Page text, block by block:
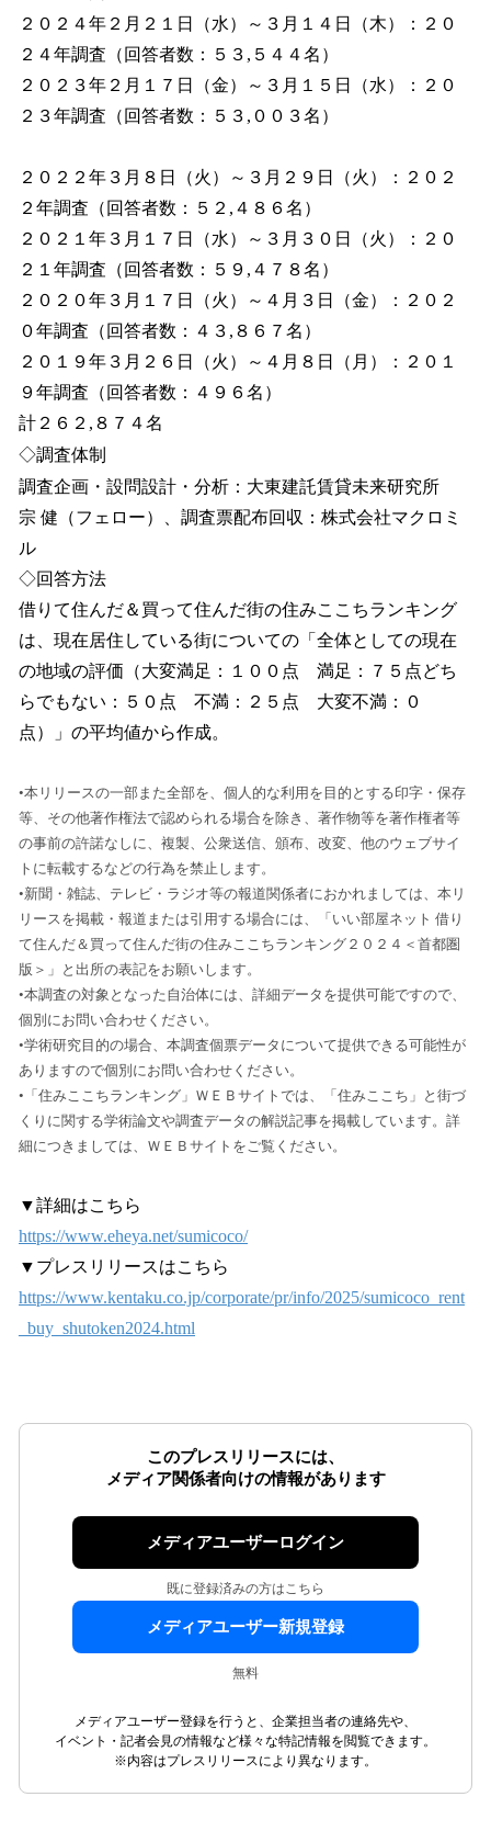
２０２４年２月２１日（水）～３月１４日（木）：２０
２４年調査（回答者数：５３,５４４名）
２０２３年２月１７日（金）～３月１５日（水）：２０
２３年調査（回答者数：５３,００３名）
２０２２年３月８日（火）～３月２９日（火）：２０２
２年調査（回答者数：５２,４８６名）
２０２１年３月１７日（水）～３月３０日（火）：２０
２１年調査（回答者数：５９,４７８名）
２０２０年３月１７日（火）～４月３日（金）：２０２
０年調査（回答者数：４３,８６７名）
２０１９年３月２６日（火）～４月８日（月）：２０１
９年調査（回答者数：４９６名）
計２６２,８７４名
◇調査体制
調査企画・設問設計・分析：大東建託賃貸未来研究所
宗 健（フェロー）、調査票配布回収：株式会社マクロミ
ル
◇回答方法
借りて住んだ＆買って住んだ街の住みここちランキング
は、現在居住している街についての「全体としての現在
の地域の評価（大変満足：１００点 満足：７５点どち
らでもない：５０点 不満：２５点 大変不満：０
点）」の平均値から作成。
•本リリースの一部また全部を、個人的な利用を目的とする印字・保存
等、その他著作権法で認められる場合を除き、著作物等を著作権者等
の事前の許諾なしに、複製、公衆送信、頒布、改変、他のウェブサイ
トに転載するなどの行為を禁止します。
•新聞・雑誌、テレビ・ラジオ等の報道関係者におかれましては、本リ
リースを掲載・報道または引用する場合には、「いい部屋ネット 借り
て住んだ＆買って住んだ街の住みここちランキング２０２４＜首都圏
版＞」と出所の表記をお願いします。
•本調査の対象となった自治体には、詳細データを提供可能ですので、
個別にお問い合わせください。
•学術研究目的の場合、本調査個票データについて提供できる可能性が
ありますので個別にお問い合わせください。
•「住みここちランキング」ＷＥＢサイトでは、「住みここち」と街づ
くりに関する学術論文や調査データの解説記事を掲載しています。詳
細につきましては、ＷＥＢサイトをご覧ください。
▼詳細はこちら
https://www.eheya.net/sumicoco/
▼プレスリリースはこちら
https://www.kentaku.co.jp/corporate/pr/info/2025/sumicoco_rent
_buy_shutoken2024.html
このプレスリリースには、
メディア関係者向けの情報があります
メディアユーザーログイン
既に登録済みの方はこちら
メディアユーザー新規登録
無料
メディアユーザー登録を行うと、企業担当者の連絡先や、
イベント・記者会見の情報など様々な特記情報を閲覧できます。
※内容はプレスリリースにより異なります。